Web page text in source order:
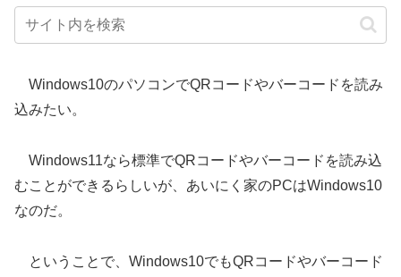
Windows10のパソコンでQRコードやバーコードを読み
込みたい。
Windows11なら標準でQRコードやバーコードを読み込
むことができるらしいが、あいにく家のPCはWindows10
なのだ。
ということで、Windows10でもQRコードやバーコード